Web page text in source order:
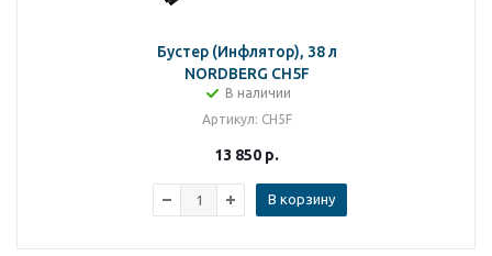
Бустер (Инфлятор), 38 л
NORDBERG CH5F
В наличии
Артикул: CH5F
13 850 р.
В корзину